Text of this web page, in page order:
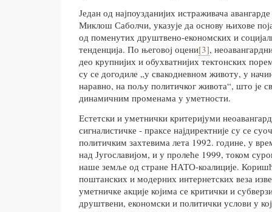
Један од најпоузданијих истраживача
Миклош Саболчи, указује да основу њихове
од поменутих друштвено-економских и
тенденција. По његовој оцени[3],
део крупнијих и обухватнијих тектонских
су се догодиле „у свакодневном животу, у
наравно, на пољу политичког живота“, што је
динамичним променама у уметности.
Естетски и уметнички критеријуми
сигналистичке - праксе најдиректније су се
политичким захтевима лета 1992. године, у
над Југославијом, и у пролеће 1999, током
наше земље од стране НАТО-коалиције.
поштанских и модерних интернетских веза
уметничке акције којима се критички и
друштвени, економски и политички услови у